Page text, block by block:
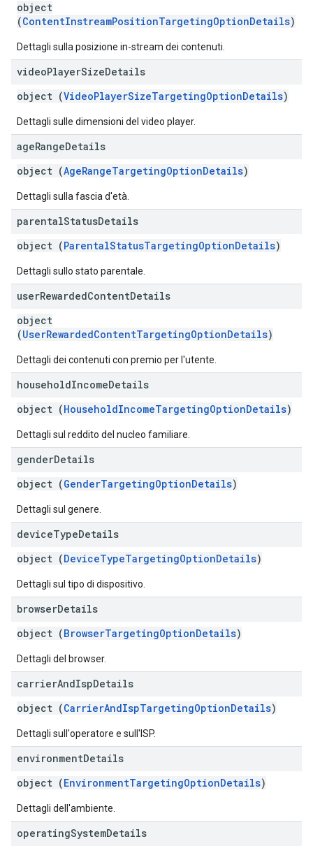
object
(ContentInstreamPositionTargetingOptionDetails)
Dettagli sulla posizione in-stream dei contenuti.
videoPlayerSizeDetails
object (VideoPlayerSizeTargetingOptionDetails)
Dettagli sulle dimensioni del video player.
ageRangeDetails
object (AgeRangeTargetingOptionDetails)
Dettagli sulla fascia d'età.
parentalStatusDetails
object (ParentalStatusTargetingOptionDetails)
Dettagli sullo stato parentale.
userRewardedContentDetails
object
(UserRewardedContentTargetingOptionDetails)
Dettagli dei contenuti con premio per l'utente.
householdIncomeDetails
object (HouseholdIncomeTargetingOptionDetails)
Dettagli sul reddito del nucleo familiare.
genderDetails
object (GenderTargetingOptionDetails)
Dettagli sul genere.
deviceTypeDetails
object (DeviceTypeTargetingOptionDetails)
Dettagli sul tipo di dispositivo.
browserDetails
object (BrowserTargetingOptionDetails)
Dettagli del browser.
carrierAndIspDetails
object (CarrierAndIspTargetingOptionDetails)
Dettagli sull'operatore e sull'ISP.
environmentDetails
object (EnvironmentTargetingOptionDetails)
Dettagli dell'ambiente.
operatingSystemDetails